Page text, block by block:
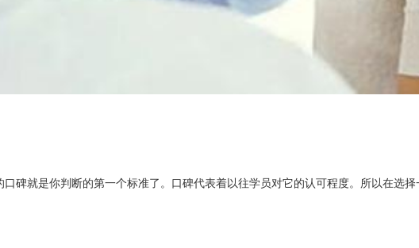
碑就是你判断的第一个标准了。口碑代表着以往学员对它的认可程度。所以在选